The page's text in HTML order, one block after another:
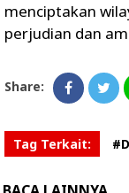
menciptakan
perjudian dan
Share:
Tag Terkait: